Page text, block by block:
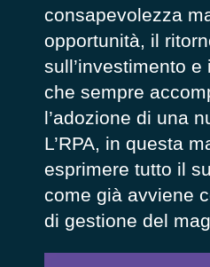
consapevolezza
opportunità, il
sull’investimento
che sempre
l’adozione di una
L’RPA, in questa
esprimere tutto il
come già avviene
di gestione del